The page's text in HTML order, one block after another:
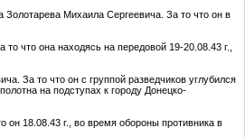
Золотарева Михаила Сергеевича. За то что он в
что она находясь на передовой 19-20.08.43 г.,
За то что он с группой разведчиков углубился
на подступах к городу Донецко-
он 18.08.43 г., во время обороны противника в